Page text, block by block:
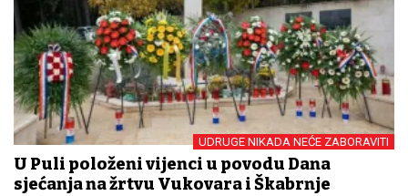
UDRUGE NIKADA NEĆE ZABORAVITI
U Puli položeni vijenci u povodu Dana
sjećanja na žrtvu Vukovara i Škabrnje